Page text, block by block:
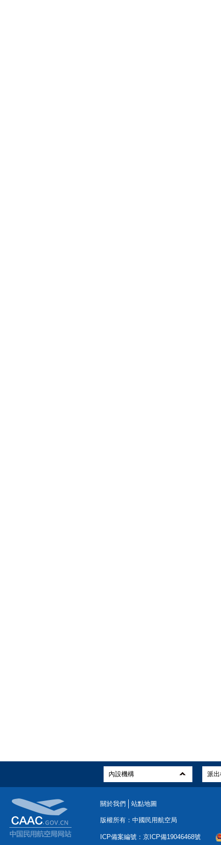
關於我們 站點地圖
版權所有：中國民用航空局
ICP備案編號：京ICP備19046468號